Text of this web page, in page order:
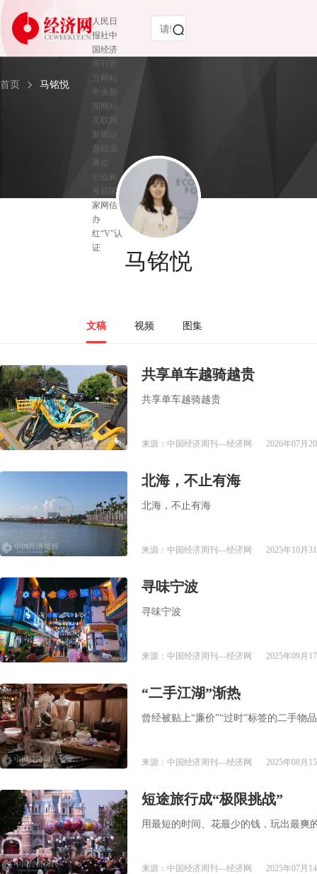
人民日
报社中
国经济
周刊官
方网站
中央新
闻网站
互联网
新闻信
息稿源
单位
公众账
号获国
家网信
办
红“V”认
证
首页 马铭悦
马铭悦
文稿 视频 图集
共享单车越骑越贵
共享单车越骑越贵
来源：中国经济周刊—经济网 2026年07月
​北海，不止有​海
​北海，不止有​海
来源：中国经济周刊—经济网 2025年10月
寻味宁波
寻味宁波
来源：中国经济周刊—经济网 2025年09月
“二手江湖”渐热
曾经被贴上“廉价”“过时”标签的二手物
来源：中国经济周刊—经济网 2025年08月
短途旅行成“极限挑战”
用最短的时间、花最少的钱，玩出最爽
来源：中国经济周刊—经济网 2025年07月